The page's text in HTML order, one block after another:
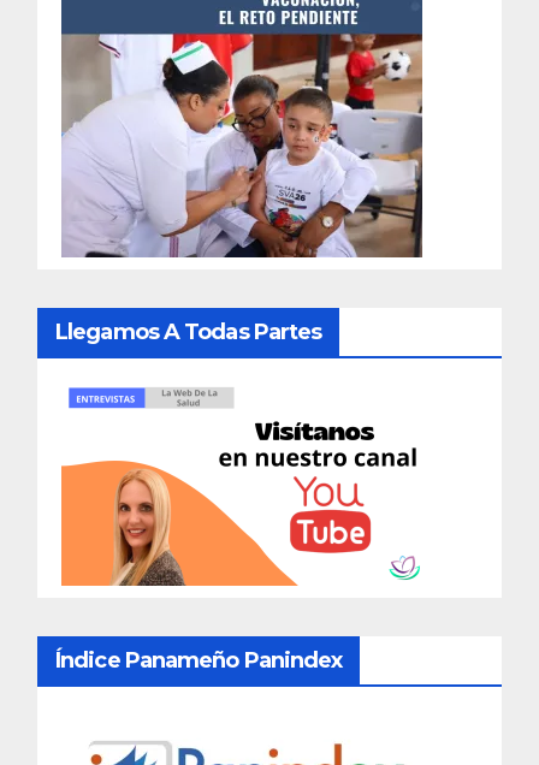
Llegamos A Todas Partes
Índice Panameño Panindex